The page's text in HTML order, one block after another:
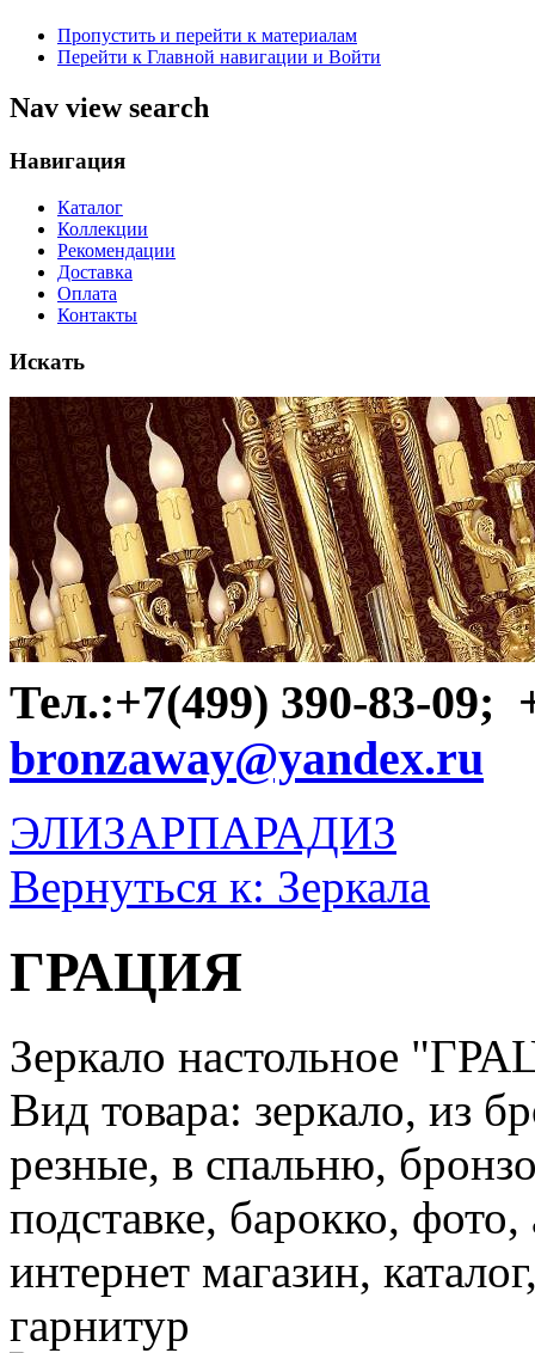
Пропустить и перейти к материалам
Перейти к Главной навигации и Войти
Nav view search
Навигация
Каталог
Коллекции
Рекомендации
Доставка
Оплата
Контакты
Искать
Тел.:+7(499) 390-83-09;
bronzaway@yandex.ru
ЭЛИЗАРПАРАДИЗ
Вернуться к: Зеркала
ГРАЦИЯ
Зеркало настольное
Вид товара: зеркало, из
резные, в спальню,
подставке, барокко,
интернет магазин,
гарнитур